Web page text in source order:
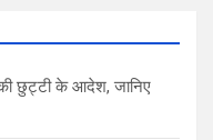
छुट्टी के आदेश, जानिए